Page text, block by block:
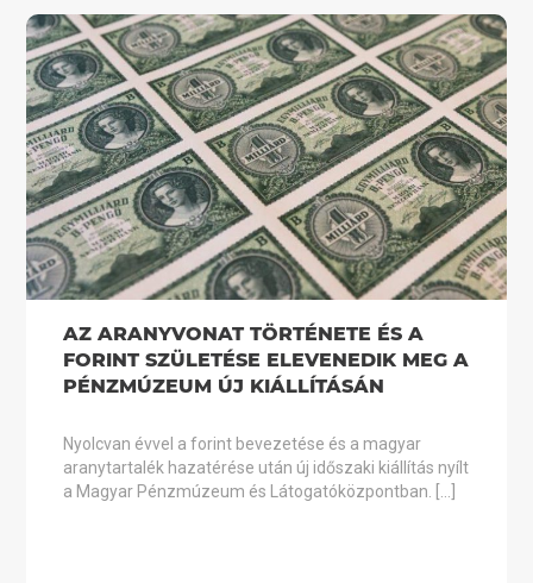
AZ ARANYVONAT TÖRTÉNETE ÉS A
FORINT SZÜLETÉSE ELEVENEDIK MEG A
PÉNZMÚZEUM ÚJ KIÁLLÍTÁSÁN
Nyolcvan évvel a forint bevezetése és a magyar
aranytartalék hazatérése után új időszaki kiállítás nyílt
a Magyar Pénzmúzeum és Látogatóközpontban. […]